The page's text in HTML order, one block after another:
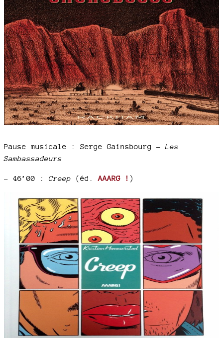
Pause musicale : Serge Gainsbourg – Les
Sambassadeurs
– 46’00 : Creep (éd. AAARG ! )